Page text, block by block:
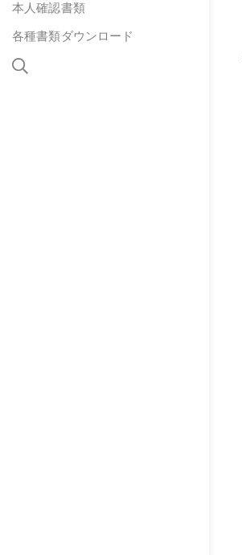
本人確認書類
各種書類ダウンロード